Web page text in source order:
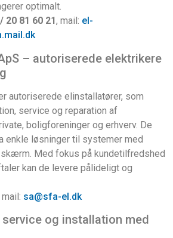
optimalt.
20 81 60 21, mail: el-
– autoriserede elektrikere
autoriserede elinstallatører, som
service og reparation af
boligforeninger og erhverv. De
enkle løsninger til systemer med
Med fokus på kundetilfredshed
kan de levere pålideligt og
mail: sa@sfa-el.dk
og installation med